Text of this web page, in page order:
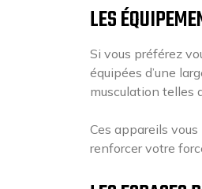
LES
Si vous préférez
équipées d’une
musculation telles
Ces appareils
renforcer votre